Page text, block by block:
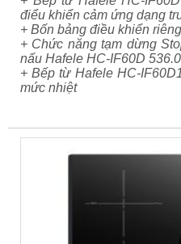
điểu khiển cảm ứng dạng
+ Bốn bảng điều khiển
+ Chức năng tạm dừng
nấu Hafele HC-IF60D
+ Bếp từ Hafele HC-
mức nhiệt